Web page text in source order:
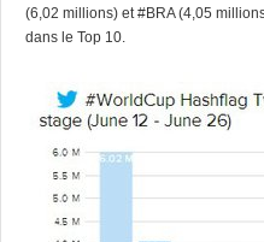
(6,02 millions) et #BRA (4,05
dans le Top 10.